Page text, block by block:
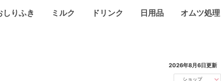
しりふき ミルク ドリンク 日用品 オムツ処理
2026年8月6日更新
ショップ